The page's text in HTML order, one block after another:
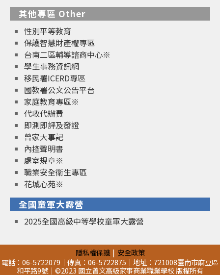
其他專區 Other
性別平等教育
保護智慧財產權專區
台南二區輔導諮商中心※
學生事務資訊網
移民署ICERD專區
國教署公文公告平台
家庭教育專區※
代收代辦費
即測即評及發證
曾家大事記
內控聲明書
處室規章※
職業安全衛生專區
花城心苑※
全國童軍大露營
2025全國高級中等學校童軍大露營
隱私權保護
安全政策
電話：06-5722079｜傳真：06-5722875｜地址：721008臺南市麻豆區
和平路9號｜©2023 國立曾文高級家事商業職業學校 版權所有